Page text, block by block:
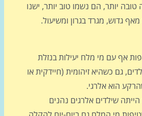
הם נשמו טוב יותר, ישנו
מגרד בגרון ומשיעול.
מי מלח יעילות בנזלת
כשהיא זיהומית (חיידקית או
אלרגי.
אלרגים נהנים